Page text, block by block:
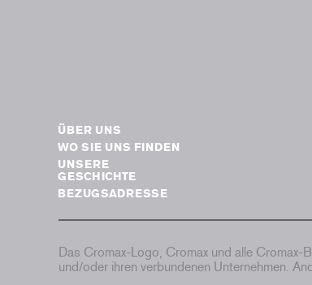
ÜBER UNS
WO SIE UNS FINDEN
UNSERE
GESCHICHTE
BEZUGSADRESSE
Das Cromax-Logo, Cromax und alle Cromax-
und/oder ihren verbundenen Unternehmen.